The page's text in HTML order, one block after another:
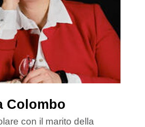
Colombo
con il marito della